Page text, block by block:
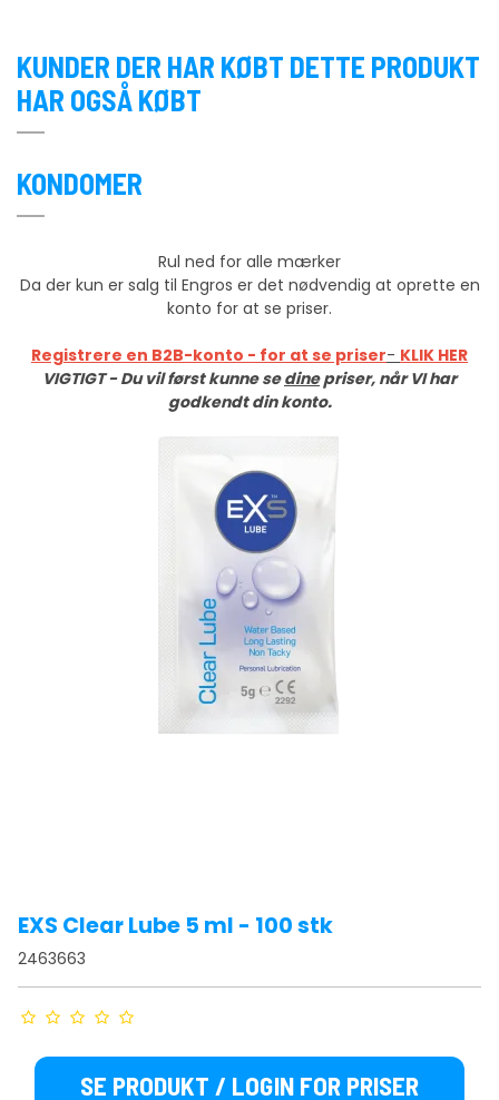
KUNDER DER HAR KØBT DETTE PRODUKT
HAR OGSÅ KØBT
KONDOMER
Rul ned for alle mærker
Da der kun er salg til Engros er det nødvendig at oprette en
konto for at se priser.
Registrere en B2B-konto - for at se priser- KLIK HER
VIGTIGT - Du vil først kunne sedinepriser, når VI har
godkendt din konto.
EXS Clear Lube 5 ml - 100 stk
2463663
SE PRODUKT / LOGIN FOR PRISER